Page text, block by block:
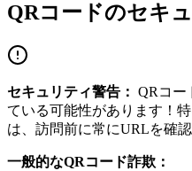
QRコードのセキ
セキュリティ警告： QRコー
ている可能性があります！
は、訪問前に常にURLを確認
一般的なQRコード詐欺：